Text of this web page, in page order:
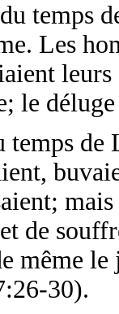
temps
Les
le
temps
de
même
30).